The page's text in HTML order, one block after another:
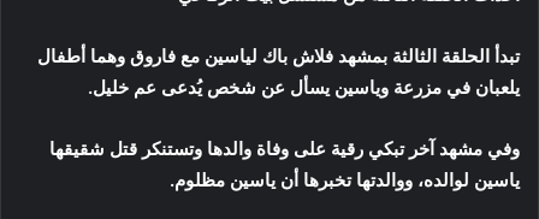
تبدأ الحلقة الثالثة بمشهد فلاش باك لياسين مع فاروق وهما أطفال
يلعبان في مزرعة وياسين يسأل عن شخص يُدعى عم خليل.
وفي مشهد آخر تبكي رقية على وفاة والدها وتستنكر قتل شقيقها
ياسين لوالده، ووالدتها تخبرها أن ياسين مظلوم.